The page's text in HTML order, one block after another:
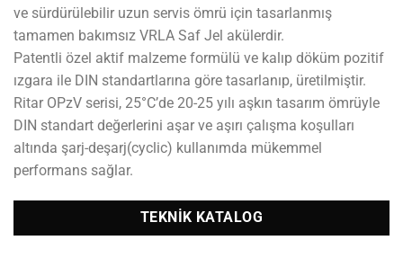
ve sürdürülebilir uzun servis ömrü için tasarlanmış
tamamen bakımsız VRLA Saf Jel akülerdir.
Patentli özel aktif malzeme formülü ve kalıp döküm pozitif
ızgara ile DIN standartlarına göre tasarlanıp, üretilmiştir.
Ritar OPzV serisi, 25°C’de 20-25 yılı aşkın tasarım ömrüyle
DIN standart değerlerini aşar ve aşırı çalışma koşulları
altında şarj-deşarj(cyclic) kullanımda mükemmel
performans sağlar.
TEKNIK KATALOG